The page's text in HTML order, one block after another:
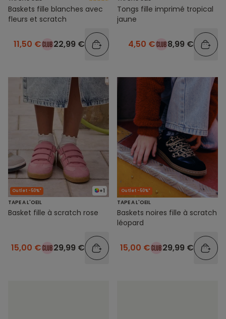
Baskets fille blanches avec
fleurs et scratch
11,50 € 22,99 €
Tongs fille imprimé tropical
jaune
4,50 € 8,99 €
+1
Outlet -50%*
TAPE A L'OEIL
Basket fille à scratch rose
15,00 € 29,99 €
Outlet -50%*
TAPE A L'OEIL
Baskets noires fille à scratch
léopard
15,00 € 29,99 €